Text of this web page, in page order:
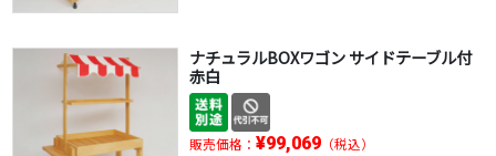
ナチュラルBOXワゴン サイドテーブル付
赤白
販売価格： ¥99,069（税込）